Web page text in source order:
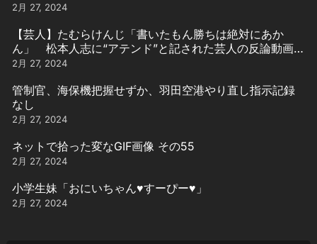
2月 27, 2024
【芸人】たむらけんじ「書いたもん勝ちは絶対にあか
ん」 松本人志に“アテンド”と記された芸人の反論動画引
用
2月 27, 2024
管制官、海保機把握せずか、羽田空港やり直し指示記録
なし
2月 27, 2024
ネットで拾った変なGIF画像 その55
2月 27, 2024
小学生妹「おにいちゃん♥️すーぴー♥️」
2月 27, 2024